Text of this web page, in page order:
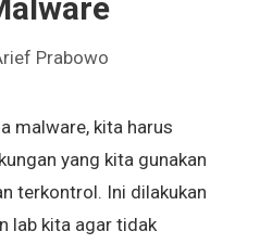
Prabowo
malware, kita harus
yang kita gunakan
terkontrol. Ini dilakukan
lab kita agar tidak